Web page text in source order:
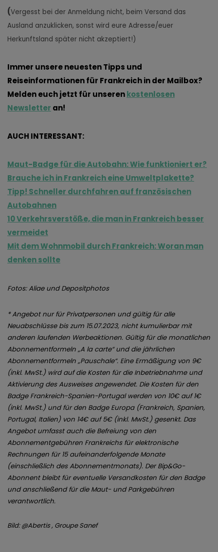
(Vergesst bei der Anmeldung nicht, beim Versand das
Ausland anzuklicken, sonst wird eure Adresse/euer
Herkunftsland später nicht akzeptiert!)
Immer unsere neuesten Tipps und
Reiseinformationen für Frankreich inder Mailbox?
Meldeneuchjetzt für unserenkostenlosen
Newsletter an!
AUCH INTERESSANT:
Maut-Badge für die Autobahn: Wie funktioniert er?
Brauche ich in Frankreich eine Umweltplakette?
Tipp! Schneller durchfahren auf französischen
Autobahnen
10 Verkehrsverstöße, die man in Frankreich besser
vermeidet
Mit dem Wohnmobil durch Frankreich: Woran man
denken sollte
Fotos: Aliae undDepositphotos
* Angebot nur für Privatpersonen und gültig für alle
Neuabschlüsse bis zum 15.07.2023, nicht kumulierbar mit
anderen laufenden Werbeaktionen. Gültig für die monatlichen
Abonnementformeln „A la carte“ und die jährlichen
Abonnementformeln „Pauschale“. Eine Ermäßigung von 9€
(inkl. MwSt.) wird auf die Kosten für die Inbetriebnahme und
Aktivierung des Ausweises angewendet. Die Kosten für den
Badge Frankreich-Spanien-Portugal werden von 10€ auf 1€
(inkl. MwSt.) und für den Badge Europa (Frankreich, Spanien,
Portugal, Italien) von 14€ auf 5€ (inkl. MwSt.) gesenkt. Das
Angebot umfasst auch die Befreiung von den
Abonnementgebühren Frankreichs für elektronische
Rechnungen für 15 aufeinanderfolgende Monate
(einschließlich des Abonnementmonats). Der Bip&Go-
Abonnent bleibt für eventuelle Versandkosten für den Badge
und anschließend für die Maut- und Parkgebühren
verantwortlich.
Bild: @Abertis , Groupe Sanef